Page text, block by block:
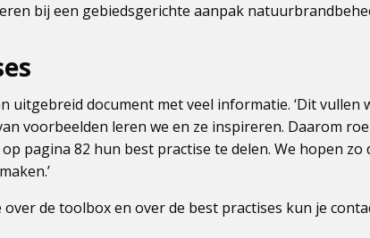
bij een gebiedsgerichte aanpak
uitgebreid document met veel informatie. ‘Dit vullen
voorbeelden leren we en ze inspireren. Daarom
pagina 82 hun best practise te delen. We hopen zo
de toolbox en over de best practises kun je